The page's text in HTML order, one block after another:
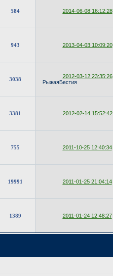
584 2014-06-08 16:12:28
943 2013-04-03 10:09:20
3038
2012-03-12 23:35:26
РыжаяБестия
3381 2012-02-14 15:52:42
755 2011-10-25 12:40:34
19991 2011-01-25 21:04:14
1389 2011-01-24 12:48:27